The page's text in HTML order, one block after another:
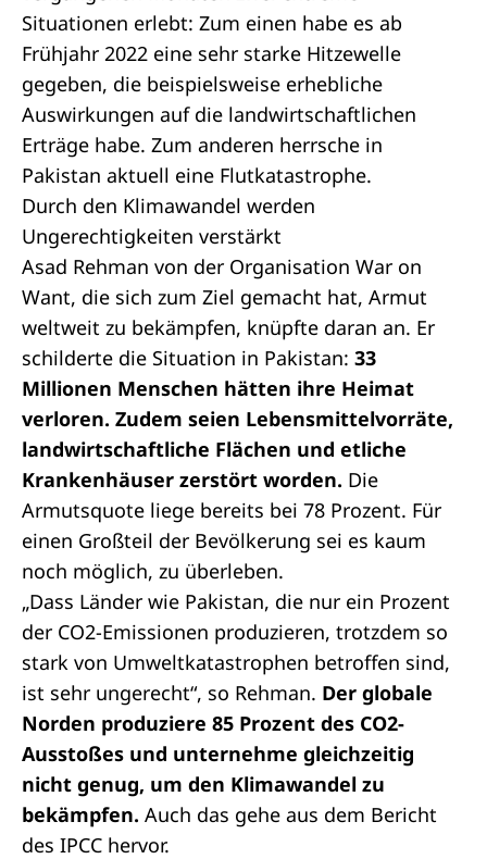
Situationen erlebt: Zum einen habe es ab
Frühjahr 2022 eine sehr starke Hitzewelle
gegeben, die beispielsweise erhebliche
Auswirkungen auf die landwirtschaftlichen
Erträge habe. Zum anderen herrsche in
Pakistan aktuell eine Flutkatastrophe.
Durch den Klimawandel werden
Ungerechtigkeiten verstärkt
Asad Rehman von der Organisation War on
Want, die sich zum Ziel gemacht hat, Armut
weltweit zu bekämpfen, knüpfte daran an. Er
schilderte die Situation in Pakistan: 33
Millionen Menschen hätten ihre Heimat
verloren. Zudem seien Lebensmittelvorräte,
landwirtschaftliche Flächen und etliche
Krankenhäuser zerstört worden. Die
Armutsquote liege bereits bei 78 Prozent. Für
einen Großteil der Bevölkerung sei es kaum
noch möglich, zu überleben.
„Dass Länder wie Pakistan, die nur ein Prozent
der CO2-Emissionen produzieren, trotzdem so
stark von Umweltkatastrophen betroffen sind,
ist sehr ungerecht“, so Rehman. Der globale
Norden produziere 85 Prozent des CO2-
Ausstoßes und unternehme gleichzeitig
nicht genug, um den Klimawandel zu
bekämpfen. Auch das gehe aus dem Bericht
des IPCC hervor.